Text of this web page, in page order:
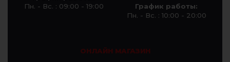
Пн. - Вс. : 09:00 - 19:00
График работы:
Пн. - Вс. : 10:00 - 20:00
ОНЛАЙН МАГАЗИН